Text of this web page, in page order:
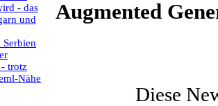
- das
und
trotz
Nähe
Augmented
Diese